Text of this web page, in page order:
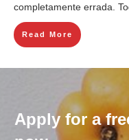
completamente errada.
Read More
Apply for a